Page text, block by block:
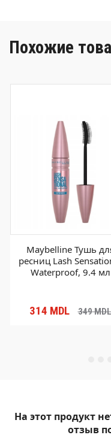
Похожие
Maybelline Тушь
ресниц Lash
Waterproof, 9.4 мл
314 MDL 349MDL
На этот продукт
отзыв